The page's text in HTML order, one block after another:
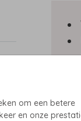
om een betere
en onze